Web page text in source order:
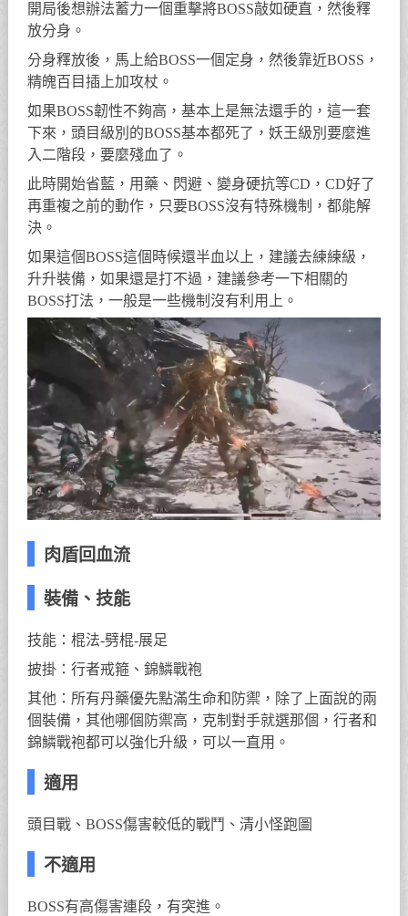
開局後想辦法蓄力一個重擊將BOSS敲如硬直，然後釋
放分身。
分身釋放後，馬上給BOSS一個定身，然後靠近BOSS，
精魄百目插上加攻杖。
如果BOSS韌性不夠高，基本上是無法還手的，這一套
下來，頭目級別的BOSS基本都死了，妖王級別要麼進
入二階段，要麼殘血了。
此時開始省藍，用藥、閃避、變身硬抗等CD，CD好了
再重複之前的動作，只要BOSS沒有特殊機制，都能解
決。
如果這個BOSS這個時候還半血以上，建議去練練級，
升升裝備，如果還是打不過，建議參考一下相關的
BOSS打法，一般是一些機制沒有利用上。
肉盾回血流
裝備、技能
技能：棍法-劈棍-展足
披掛：行者戒箍、錦鱗戰袍
其他：所有丹藥優先點滿生命和防禦，除了上面說的兩
個裝備，其他哪個防禦高，克制對手就選那個，行者和
錦鱗戰袍都可以強化升級，可以一直用。
適用
頭目戰、BOSS傷害較低的戰鬥、清小怪跑圖
不適用
BOSS有高傷害連段，有突進。